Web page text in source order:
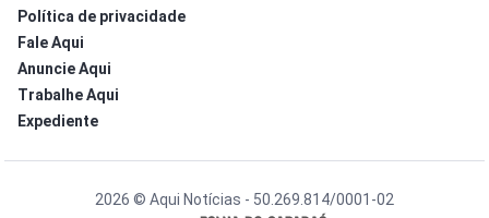
Política de privacidade
Fale Aqui
Anuncie Aqui
Trabalhe Aqui
Expediente
2026 © Aqui Notícias - 50.269.814/0001-02